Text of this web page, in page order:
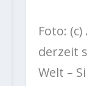
Foto:
derzeit
Welt –